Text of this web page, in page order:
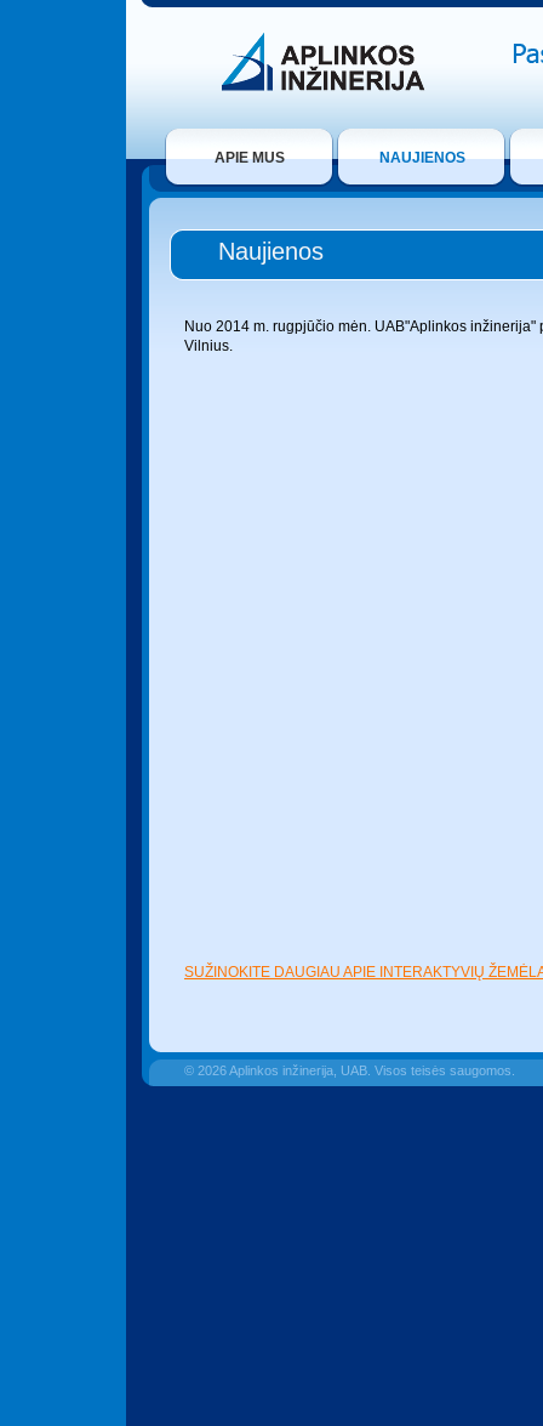
APIE MUS NAUJIENOS
Naujienos
Nuo 2014 m. rugpjūčio mėn. UAB"Aplinkos
Vilnius.
SUŽINOKITE DAUGIAU APIE INTERAKTYVIŲ
© 2026 Aplinkos inžinerija, UAB. Visos teisės saugomos.